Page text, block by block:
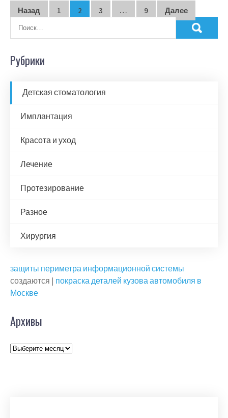
Пагинация
записей
Назад 1 2 3 … 9 Далее
Рубрики
Детская стоматология
Имплантация
Красота и уход
Лечение
Протезирование
Разное
Хирургия
защиты периметра информационной системы
создаются | покраска деталей кузова автомобиля в
Москве
Архивы
Архивы